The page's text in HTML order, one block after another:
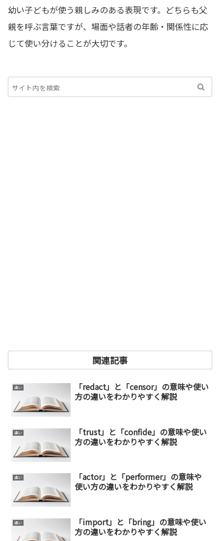
幼い子どもが使う親しみのある表現です。どちらも父
親を呼ぶ言葉ですが、場面や話者の年齢・関係性に応
じて使い分けることが大切です。
関連記事
違い
「redact」と「censor」の意味や使い
方の違いをわかりやすく解説
違い
「trust」と「confide」の意味や使い
方の違いをわかりやすく解説
違い
「actor」と「performer」の意味や
使い方の違いをわかりやすく解説
違い
「import」と「bring」の意味や使い
方の違いをわかりやすく解説